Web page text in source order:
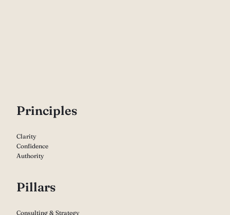
Principles
Clarity
Confidence
Authority
Pillars
Consulting & Strategy